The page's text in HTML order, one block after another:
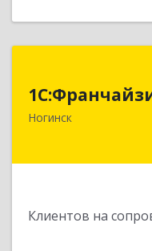
Ногинск
Клиентов на
142400,
Ногинск г,